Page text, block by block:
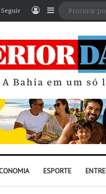
Seguir EntrarBarra Lateral
ESPORTE